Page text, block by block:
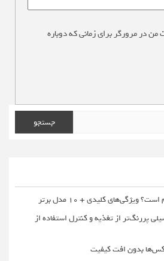
من در مرورگر برای زمانی که دوباره
ویژگی‌های کلیدی + 10 مدل برتر
پررنگ‌تر از تغذیه و کنترل استفاده از